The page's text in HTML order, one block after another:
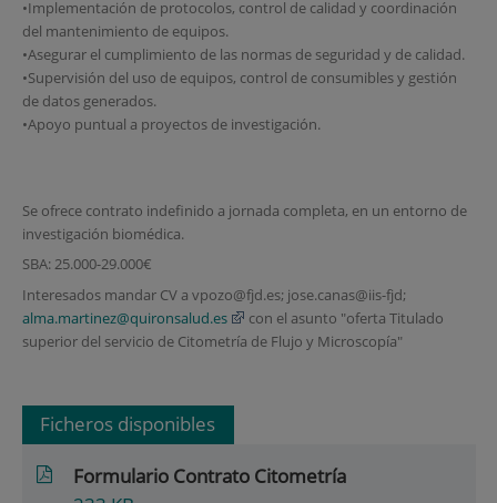
•Implementación de protocolos, control de calidad y coordinación
del mantenimiento de equipos.
•Asegurar el cumplimiento de las normas de seguridad y de calidad.
•Supervisión del uso de equipos, control de consumibles y gestión
de datos generados.
•Apoyo puntual a proyectos de investigación.
Se ofrece contrato indefinido a jornada completa, en un entorno de
investigación biomédica.
SBA: 25.000-29.000€
Interesados mandar CV a vpozo@fjd.es; jose.canas@iis-fjd;
alma.martinez@quironsalud.es
con el asunto "oferta Titulado
superior del servicio de Citometría de Flujo y Microscopía"
Ficheros disponibles
Formulario Contrato Citometría